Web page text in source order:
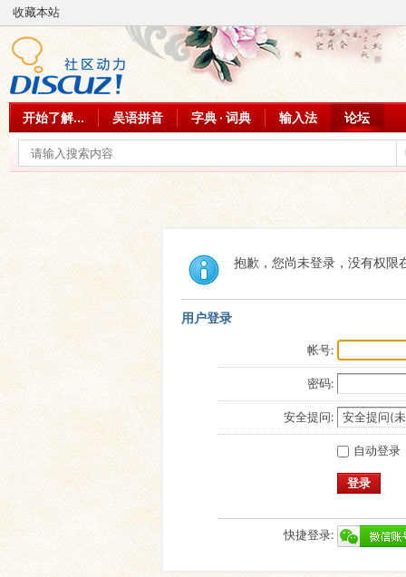
收藏本站
开始了解... 吴语拼音 字典 · 词典 输入法 论坛
抱歉，您尚未登录，没有权限
用户登录
帐号:
密码:
安全提问:
自动登录
登录
快捷登录: